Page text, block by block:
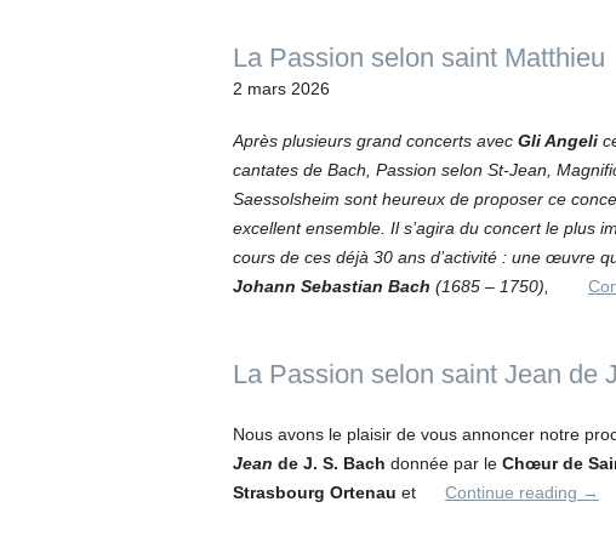
La Passion selon saint Matthieu
2 mars 2026
Après plusieurs grand concerts avec Gli Angeli
cantates de Bach, Passion selon St-Jean,
Saessolsheim sont heureux de proposer ce
excellent ensemble. Il s’agira du concert le plus
cours de ces déjà 30 ans d’activité : une œuvre
Johann Sebastian Bach (1685 – 1750),
La Passion selon saint Jean de
Nous avons le plaisir de vous annoncer notre
Jean de J. S. Bach donnée par le Chœur de
Strasbourg Ortenau et Continue reading →